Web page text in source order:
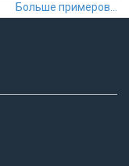
Больше примеров...